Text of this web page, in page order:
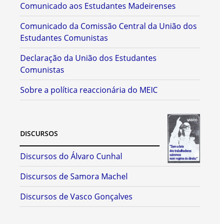
Comunicado aos Estudantes Madeirenses
Comunicado da Comissão Central da União dos
Estudantes Comunistas
Declaração da União dos Estudantes
Comunistas
Sobre a política reaccionária do MEIC
DISCURSOS
Discursos do Álvaro Cunhal
Discursos de Samora Machel
Discursos de Vasco Gonçalves